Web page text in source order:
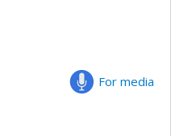
For media